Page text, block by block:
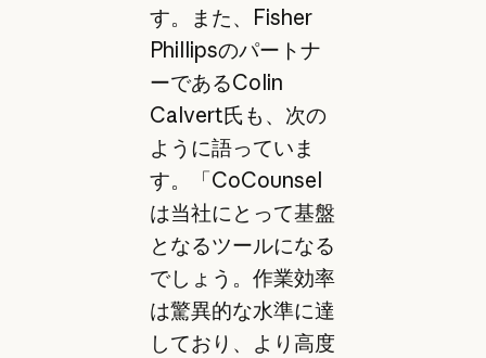
す。また、Fisher
Phillipsのパートナ
ーであるColin
Calvert氏も、次の
ように語っていま
す。「CoCounsel
は当社にとって基盤
となるツールになる
でしょう。作業効率
は驚異的な水準に達
しており、より高度